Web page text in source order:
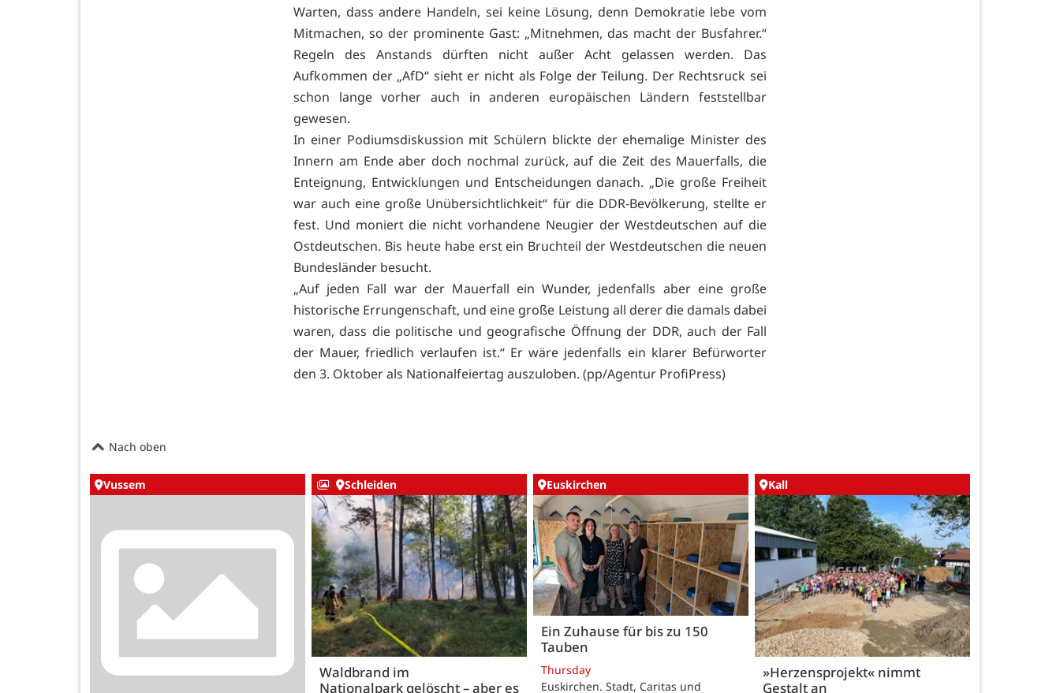
Warten, dass andere Handeln, sei keine Lösung, denn Demokratie lebe vom
Mitmachen, so der prominente Gast: „Mitnehmen, das macht der Busfahrer.“
Regeln des Anstands dürften nicht außer Acht gelassen werden. Das
Aufkommen der „AfD“ sieht er nicht als Folge der Teilung. Der Rechtsruck sei
schon lange vorher auch in anderen europäischen Ländern feststellbar
gewesen.
In einer Podiumsdiskussion mit Schülern blickte der ehemalige Minister des
Innern am Ende aber doch nochmal zurück, auf die Zeit des Mauerfalls, die
Enteignung, Entwicklungen und Entscheidungen danach. „Die große Freiheit
war auch eine große Unübersichtlichkeit“ für die DDR-Bevölkerung, stellte er
fest. Und moniert die nicht vorhandene Neugier der Westdeutschen auf die
Ostdeutschen. Bis heute habe erst ein Bruchteil der Westdeutschen die neuen
Bundesländer besucht.
„Auf jeden Fall war der Mauerfall ein Wunder, jedenfalls aber eine große
historische Errungenschaft, und eine große Leistung all derer die damals dabei
waren, dass die politische und geografische Öffnung der DDR, auch der Fall
der Mauer, friedlich verlaufen ist.“ Er wäre jedenfalls ein klarer Befürworter
den 3. Oktober als Nationalfeiertag auszuloben. (pp/Agentur ProfiPress)
Nach oben
Vussem Schleiden
Waldbrand im
Nationalpark gelöscht – aber es
Euskirchen
Ein Zuhause für bis zu 150
Tauben
Thursday
Euskirchen. Stadt, Caritas und
Kall
»Herzensprojekt« nimmt
Gestalt an